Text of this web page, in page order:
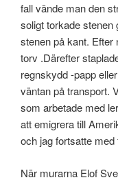
fall vände man den
soligt torkade
stenen på kant. Efter
torv .Därefter
regnskydd -papp
väntan på transport.
som arbetade med
att emigrera till
och jag fortsatte med
När murarna Elof